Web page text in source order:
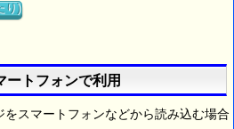
り)
ートフォンで利用
をスマートフォンなどから読み込む場合